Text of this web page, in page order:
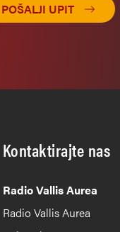
POŠALJI UPIT
Kontaktirajte nas
Radio Vallis Aurea
Radio Vallis Aurea